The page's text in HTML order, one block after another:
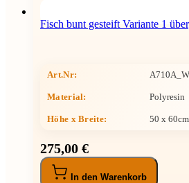
Fisch bunt gesteift Variante 1
Art.Nr:
Material: Polyresin
Höhe x Breite: 50 x 60cm
275,00 €
In den Warenkorb